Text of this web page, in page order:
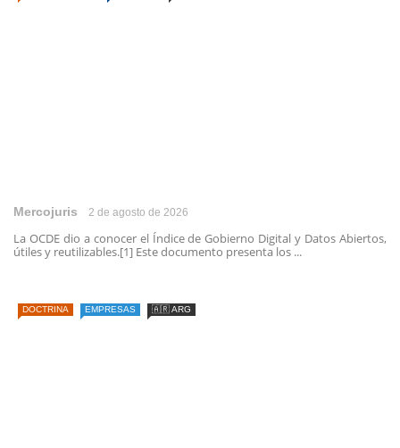
Mercojuris 2 de agosto de 2026
La OCDE dio a conocer el Índice de Gobierno Digital y Datos Abiertos,
útiles y reutilizables.[1] Este documento presenta los ...
DOCTRINA EMPRESAS 🇦🇷 ARG